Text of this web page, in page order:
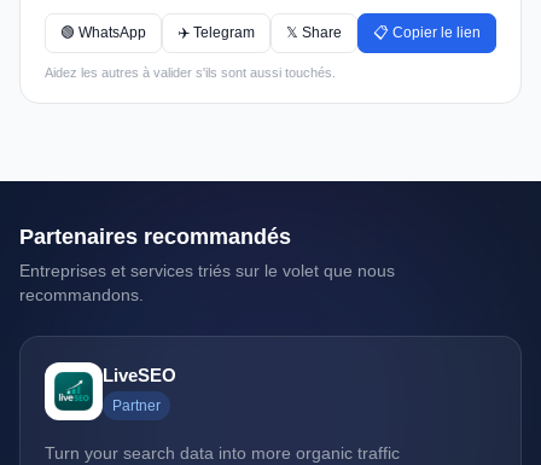
🟢 WhatsApp ✈️ Telegram 𝕏 Share 📋 Copier le lien
Aidez les autres à valider s'ils sont aussi touchés.
Partenaires recommandés
Entreprises et services triés sur le volet que nous
recommandons.
LiveSEO
Partner
Turn your search data into more organic traffic